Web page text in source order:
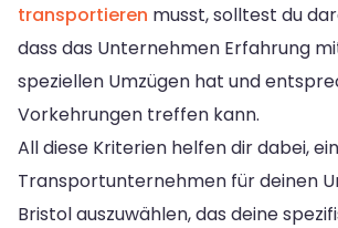
transportieren musst, solltest du
dass das Unternehmen Erfahrung
speziellen Umzügen hat und
Vorkehrungen treffen kann.
All diese Kriterien helfen dir dabei, ein
Transportunternehmen für deinen
Bristol auszuwählen, das deine